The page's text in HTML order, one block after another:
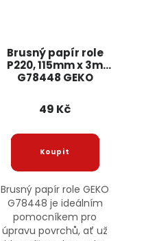
Brusný papír role
P220, 115mm x 3m
G78448 GEKO
49 Kč
Brusný papír role GEKO
G78448 je ideálním
pomocníkem pro
úpravu povrchů, ať už